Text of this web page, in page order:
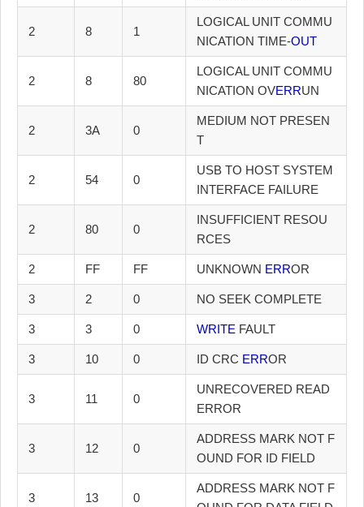
2 8 1
LOGICAL UNIT COMMU
NICATION TIME-OUT
2 8 80
LOGICAL UNIT COMMU
NICATION OVERRUN
2 3A 0
MEDIUM NOT PRESEN
T
2 54 0
USB TO HOST SYSTEM
INTERFACE FAILURE
2 80 0
INSUFFICIENT RESOU
RCES
2 FF FF UNKNOWN ERROR
3 2 0 NO SEEK COMPLETE
3 3 0 WRITE FAULT
3 10 0 ID CRC ERROR
3 11 0
UNRECOVERED READ
ERROR
3 12 0
ADDRESS MARK NOT F
OUND FOR ID FIELD
3 13 0
ADDRESS MARK NOT F